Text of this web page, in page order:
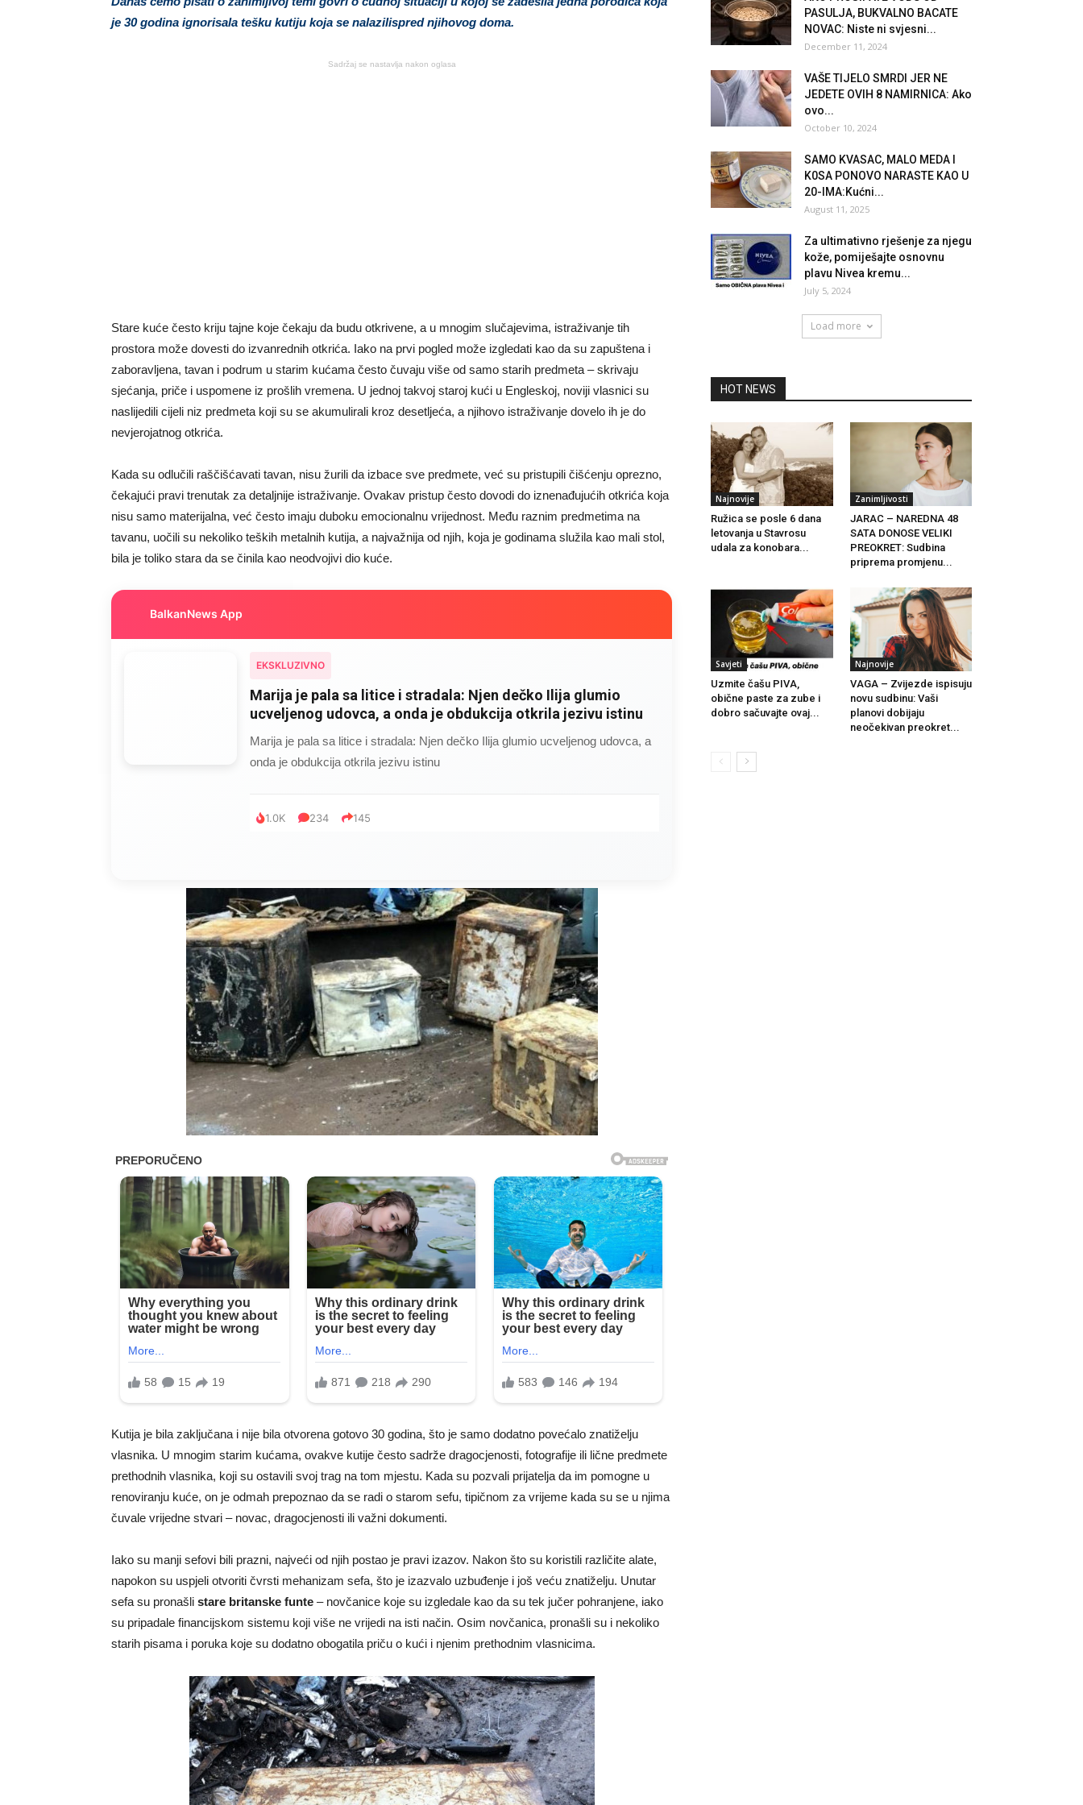
je 30 godina ignorisala tešku kutiju koja se nalazilispred njihovog doma.
Sadržaj se nastavlja nakon oglasa
Stare kuće često kriju tajne koje čekaju da budu otkrivene, a u mnogim slučajevima, istraživanje tih
prostora može dovesti do izvanrednih otkrića. Iako na prvi pogled može izgledati kao da su zapuštena i
zaboravljena, tavan i podrum u starim kućama često čuvaju više od samo starih predmeta – skrivaju
sjećanja, priče i uspomene iz prošlih vremena. U jednoj takvoj staroj kući u Engleskoj, noviji vlasnici su
naslijedili cijeli niz predmeta koji su se akumulirali kroz desetljeća, a njihovo istraživanje dovelo ih je do
nevjerojatnog otkrića.
Kada su odlučili raščišćavati tavan, nisu žurili da izbace sve predmete, već su pristupili čišćenju oprezno,
čekajući pravi trenutak za detaljnije istraživanje. Ovakav pristup često dovodi do iznenađujućih otkrića koja
nisu samo materijalna, već često imaju duboku emocionalnu vrijednost. Među raznim predmetima na
tavanu, uočili su nekoliko teških metalnih kutija, a najvažnija od njih, koja je godinama služila kao mali stol,
bila je toliko stara da se činila kao neodvojivi dio kuće.
BalkanNews App
EKSKLUZIVNO
Marija je pala sa litice i stradala: Njen dečko Ilija glumio
ucveljenog udovca, a onda je obdukcija otkrila jezivu istinu
Marija je pala sa litice i stradala: Njen dečko Ilija glumio ucveljenog udovca, a
onda je obdukcija otkrila jezivu istinu
1.0K 234 145
Kutija je bila zaključana i nije bila otvorena gotovo 30 godina, što je samo dodatno povećalo znatiželju
vlasnika. U mnogim starim kućama, ovakve kutije često sadrže dragocjenosti, fotografije ili lične predmete
prethodnih vlasnika, koji su ostavili svoj trag na tom mjestu. Kada su pozvali prijatelja da im pomogne u
renoviranju kuće, on je odmah prepoznao da se radi o starom sefu, tipičnom za vrijeme kada su se u njima
čuvale vrijedne stvari – novac, dragocjenosti ili važni dokumenti.
Iako su manji sefovi bili prazni, najveći od njih postao je pravi izazov. Nakon što su koristili različite alate,
napokon su uspjeli otvoriti čvrsti mehanizam sefa, što je izazvalo uzbuđenje i još veću znatiželju. Unutar
sefa su pronašli stare britanske funte – novčanice koje su izgledale kao da su tek jučer pohranjene, iako
su pripadale financijskom sistemu koji više ne vrijedi na isti način. Osim novčanica, pronašli su i nekoliko
starih pisama i poruka koje su dodatno obogatila priču o kući i njenim prethodnim vlasnicima.
PASULJA, BUKVALNO BACATE
NOVAC: Niste ni svjesni...
December 11, 2024
VAŠE TIJELO SMRDI JER NE
JEDETE OVIH 8 NAMIRNICA: Ako
ovo...
October 10, 2024
SAMO KVASAC, MALO MEDA I
K0SA PONOVO NARASTE KAO U
20-IMA:Kućni...
August 11, 2025
Za ultimativno rješenje za njegu
kože, pomiješajte osnovnu
plavu Nivea kremu...
July 5, 2024
Load more
HOT NEWS
Najnovije
Ružica se posle 6 dana
letovanja u Stavrosu
udala za konobara...
Zanimljivosti
JARAC – NAREDNA 48
SATA DONOSE VELIKI
PREOKRET: Sudbina
priprema promjenu...
Savjeti
Uzmite čašu PIVA,
obične paste za zube i
dobro sačuvajte ovaj...
Najnovije
VAGA – Zvijezde ispisuju
novu sudbinu: Vaši
planovi dobijaju
neočekivan preokret...